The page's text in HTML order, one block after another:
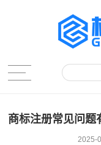
商标注册常见问题
2025-